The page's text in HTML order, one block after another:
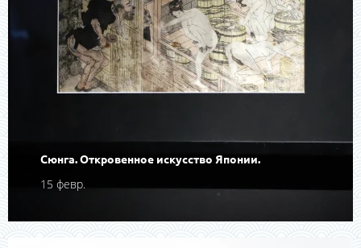
Сюнга. Откровенное искусство Японии.
15 февр.